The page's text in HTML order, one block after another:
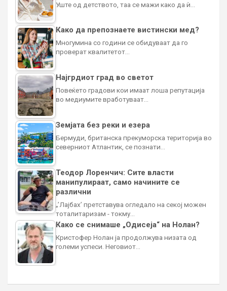
Уште од детството, таа се мажи како да ѝ…
Како да препознаете вистински мед?
Многумина со години се обидуваат да го
проверат квалитетот…
Најгрдиот град во светот
Повеќето градови кои имаат лоша репутација
во медиумите вработуваат…
Земјата без реки и езера
Бермуди, британска прекуморска територија во
северниот Атлантик, се познати…
Теодор Лоренчич: Сите власти
манипулираат, само начините се
различни
„’Лајбах’ претставува огледало на секој можен
тоталитаризам - токму…
Како се снимаше „Одисеја“ на Нолан?
Кристофер Нолан ја продолжува низата од
големи успеси. Неговиот…